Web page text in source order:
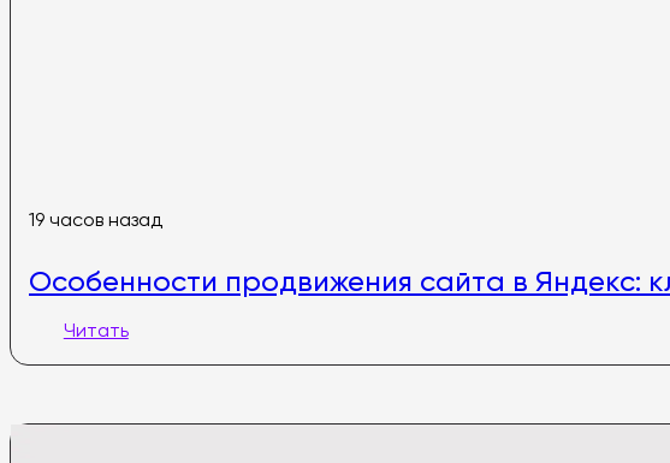
19 часов назад
Особенности продвижения сайта в Яндекс:
Читать